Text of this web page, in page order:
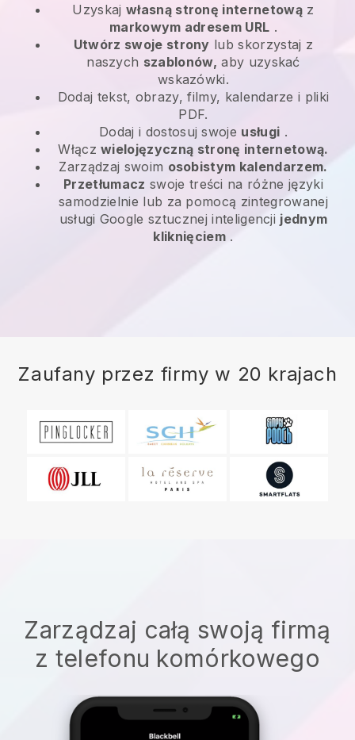
Uzyskaj własną stronę internetowąz
markowym adresem URL .
Utwórz swoje strony lub skorzystaj z
naszych szablonów, aby uzyskać
wskazówki.
Dodaj tekst, obrazy, filmy, kalendarze i pliki
PDF.
Dodaj i dostosuj swoje usługi .
Włączwielojęzyczną stronę internetową.
Zarządzaj swoim osobistym kalendarzem.
Przetłumacz swoje treści na różne języki
samodzielnie lub za pomocą zintegrowanej
usługi Google sztucznej inteligencji jednym
kliknięciem.
Zaufany przez firmy w 20 krajach
Zarządzaj całą swoją firmą
z telefonu komórkowego